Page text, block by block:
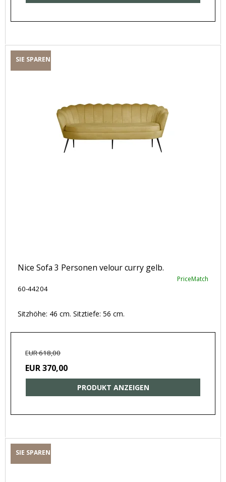
SIE SPAREN
Nice Sofa 3 Personen velour curry gelb.
PriceMatch
60-44204
Sitzhöhe: 46 cm. Sitztiefe: 56 cm.
EUR 618,00
EUR 370,00
PRODUKT ANZEIGEN
SIE SPAREN